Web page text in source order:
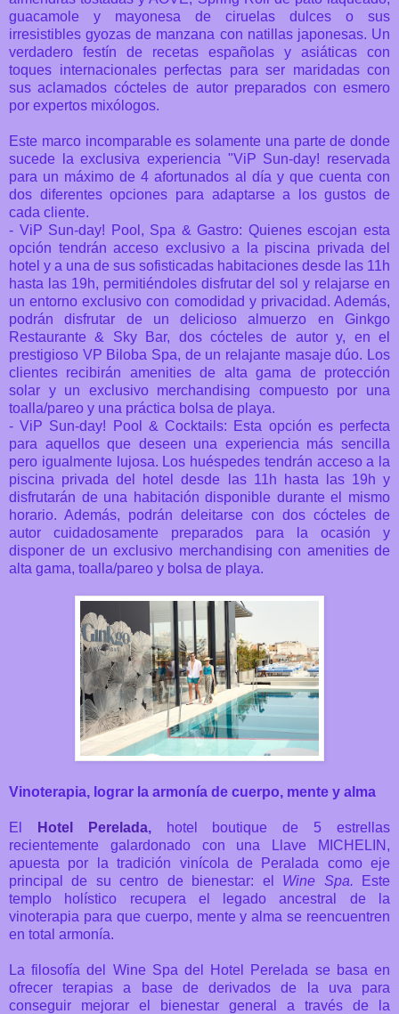
guacamole y mayonesa de ciruelas dulces o sus
irresistibles gyozas de manzana con natillas japonesas. Un
verdadero festín de recetas españolas y asiáticas con
toques internacionales perfectas para ser maridadas con
sus aclamados cócteles de autor preparados con esmero
por expertos mixólogos.
Este marco incomparable es solamente una parte de donde
sucede la exclusiva experiencia "ViP Sun-day! reservada
para un máximo de 4 afortunados al día y que cuenta con
dos diferentes opciones para adaptarse a los gustos de
cada cliente.
- ViP Sun-day! Pool, Spa & Gastro: Quienes escojan esta
opción tendrán acceso exclusivo a la piscina privada del
hotel y a una de sus sofisticadas habitaciones desde las 11h
hasta las 19h, permitiéndoles disfrutar del sol y relajarse en
un entorno exclusivo con comodidad y privacidad. Además,
podrán disfrutar de un delicioso almuerzo en Ginkgo
Restaurante & Sky Bar, dos cócteles de autor y, en el
prestigioso VP Biloba Spa, de un relajante masaje dúo. Los
clientes recibirán amenities de alta gama de protección
solar y un exclusivo merchandising compuesto por una
toalla/pareo y una práctica bolsa de playa.
- ViP Sun-day! Pool & Cocktails:
Esta opción es perfecta
para aquellos que deseen una experiencia más sencilla
pero igualmente lujosa. Los huéspedes tendrán acceso a la
piscina privada del hotel desde las 11h hasta las 19h y
disfrutarán de una habitación disponible durante el mismo
horario. Además, podrán deleitarse con dos cócteles de
autor cuidadosamente preparados para la ocasión y
disponer de un exclusivo merchandising con amenities de
alta gama, toalla/pareo y bolsa de playa.
Vinoterapia, lograr la armonía de cuerpo, mente y alma
El Hotel Perelada,hotel boutique de 5 estrellas
recientemente galardonado con una Llave MICHELIN,
apuesta por la tradición vinícola de Peralada como eje
principal de su centro de bienestar: el Wine Spa.
Este
templo holístico recupera el legado ancestral de la
vinoterapia para que cuerpo, mente y alma se reencuentren
en total armonía.
La filosofía del Wine Spa del Hotel Perelada se basa en
ofrecer terapias a base de derivados de la uva para
conseguir mejorar el bienestar general a través de la